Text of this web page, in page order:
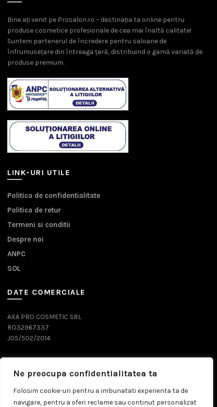
Ne preocupa confidentialitatea ta
Folosim cookie-uri pentru a imbunatati experienta ta de
navigare, pentru a oferi reclame sau continut personalizat
Bine ați venit pe Prosalon.ro – destinația ta online pentru
produse cosmetice profesionale de cea mai înaltă calitate!
Suntem partenerul de încredere pentru saloane de
înfrumusețare din întreaga țară, distribuind o gamă variată de
produse premium.
LINK-URI UTILE
Politica de confidentialitate
Politica de retur
Termeni si conditii
Despre noi
ANPC
SOL
DATE COMERCIALE
AXA PRO COSMETIC SRL
RO32967337
J05/502/2014
0743 071 579